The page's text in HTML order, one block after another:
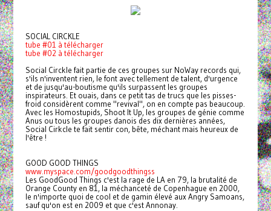
SOCIAL CIRCKLE
tube #01 à télécharger
tube #02 à télécharger
Social Circkle fait partie de ces groupes sur NoWay records qui,
s'ils n'inventent rien, le font avec tellement de talent, d'urgence
et de jusqu'au-boutisme qu'ils surpassent les groupes
inspirateurs. Et ouais, dans ce petit tas de trucs que les pisses-
froid considèrent comme "revival", on en compte pas beaucoup.
Avec les Homostupids, Shoot It Up, les groupes de génie comme
Anus ou tous les groupes danois des dix dernières années,
Social Cirkcle te fait sentir con, bête, méchant mais heureux de
l'être !
GOOD GOOD THINGS
www.myspace.com/goodgoodthingss
Les GoodGood Things c'est la rage de LA en 79, la brutalité de
Orange County en 81, la méchanceté de Copenhague en 2000,
le n'importe quoi de cool et de gamin élevé aux Angry Samoans,
sauf qu'on est en 2009 et que c'est Annonay.